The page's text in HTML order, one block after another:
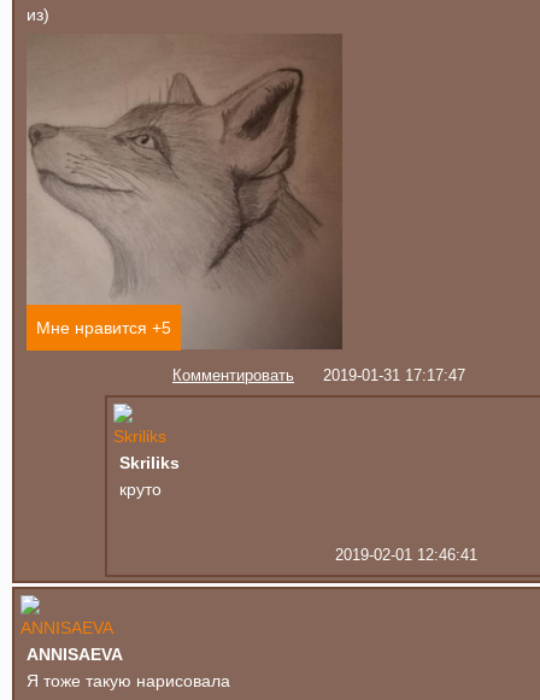
из)
Мне нравится +5
Комментировать 2019-01-31 17:17:47
Skriliks
круто
2019-02-01 12:46:41
ANNISAEVA
Я тоже такую нарисовала